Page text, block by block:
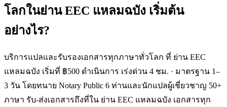
โลกในย่าน EEC แหลมฉบัง เริ่มต้น
อย่างไร?
บริการแปลและรับรองเอกสารทุกภาษาทั่วโลก ที่ ย่าน EEC
แหลมฉบัง เริ่มที่ ฿500 ดำเนินการ เร่งด่วน 4 ชม. · มาตรฐาน 1–
3 วัน โดยทนาย Notary Public 6 ท่านและนักแปลผู้เชี่ยวชาญ 50+
ภาษา รับ-ส่งเอกสารถึงที่ใน ย่าน EEC แหลมฉบัง เอกสารทุก